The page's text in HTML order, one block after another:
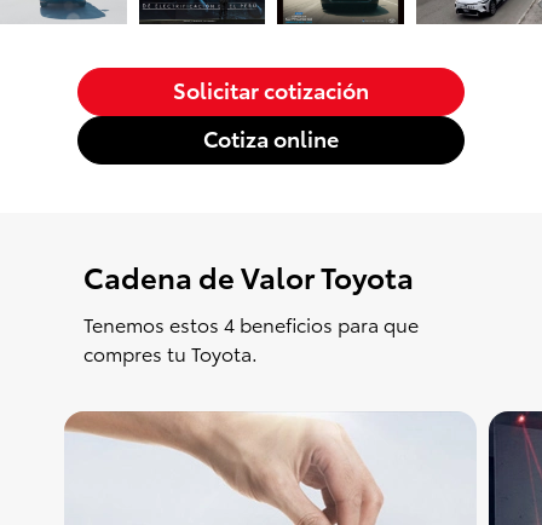
Solicitar cotización
Cotiza online
Cadena de Valor Toyota
Tenemos estos 4 beneficios para que
compres tu Toyota.